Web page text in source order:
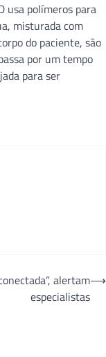
usa polímeros para
misturada com
do paciente, são
por um tempo
para ser
alertam
especialistas
⟶